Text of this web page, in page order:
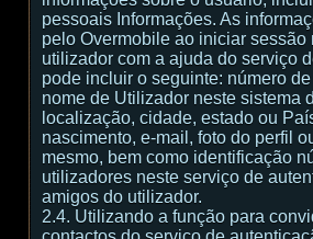
pessoais Informações. As
pelo Overmobile ao iniciar sessão
utilizador com a ajuda do serviço
pode incluir o seguinte: número
nome de Utilizador neste sistema
localização, cidade, estado ou
nascimento, e-mail, foto do perfil
mesmo, bem como identificação
utilizadores neste serviço de
amigos do utilizador.
2.4. Utilizando a função para